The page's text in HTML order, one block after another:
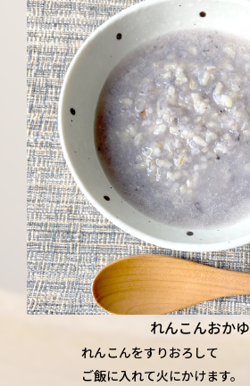
れんこんおかゆ
れんこんをすりおろして
ご飯に入れて火にかけます。